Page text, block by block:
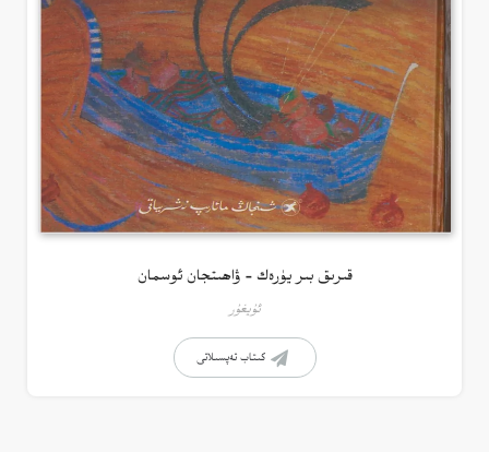
قىرىق بىر يۈرەك – ۋاھىتجان ئوسمان
ئۇيغۇر
كىتاب تەپسىلاتى